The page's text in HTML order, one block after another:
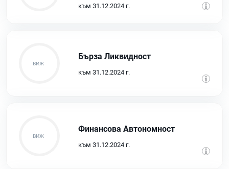
към 31.12.2024 г.
Бърза Ликвидност
към 31.12.2024 г.
Финансова Автономност
към 31.12.2024 г.